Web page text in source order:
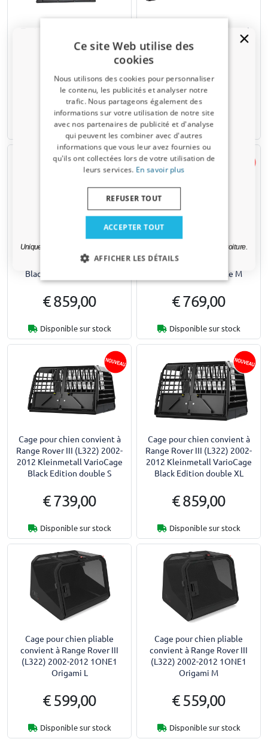
Range Rover III (L322) 2002-
2012 Guardliner antidérapant
5 sièges
€ 44,95
7-15 jours ouvrables
Grille pour chien convient à
Range Rover III (L322) 2002-
2012 Kleinmetall Masterline
€ 258,50
Disponible sur stock
Cage pour chien convient à
Range Rover III (L322) 2002-
2012 Kleinmetall VarioCage
Black Edition double L+
€ 859,00
Disponible sur stock
Cage pour chien convient à
Range Rover III (L322) 2002-
2012 Kleinmetall VarioCage
Black Edition double M
€ 769,00
Disponible sur stock
Cage pour chien convient à
Range Rover III (L322) 2002-
2012 Kleinmetall VarioCage
Black Edition double S
€ 739,00
Disponible sur stock
Cage pour chien convient à
Range Rover III (L322) 2002-
2012 Kleinmetall VarioCage
Black Edition double XL
€ 859,00
Disponible sur stock
Cage pour chien pliable
convient à Range Rover III
(L322) 2002-2012 1ONE1
Origami L
€ 599,00
Disponible sur stock
Cage pour chien pliable
convient à Range Rover III
(L322) 2002-2012 1ONE1
Origami M
€ 559,00
Disponible sur stock
Ce site Web utilise des
cookies
Nous utilisons des cookies pour personnaliser
le contenu, les publicités et analyser notre
trafic. Nous partageons également des
informations sur votre utilisation de notre site
avec nos partenaires de publicité et d'analyse
qui peuvent les combiner avec d'autres
informations que vous leur avez fournies ou
qu'ils ont collectées lors de votre utilisation de
leurs services. En savoir plus
ACCEPTER TOUT
REFUSER TOUT
AFFICHER LES DÉTAILS
Un code de réduction de 5 % ?
Inscrivez-vous dès maintenant à notre
newsletter et profitez-en ! Votre code promo est
valable 3 jours.
Adresse email
Uniquement des mises à jour et des offres pertinentes pour votre voiture.